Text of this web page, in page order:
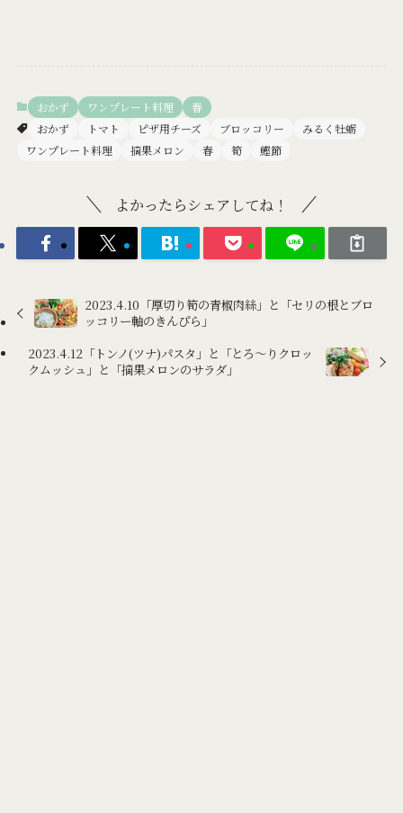
おかず ワンプレート料理
春
おかず
トマト ピザ用チーズ ブロッコリー
みるく牡蛎
ワンプレート料理
摘果メロン 春 筍 鰹節
よかったらシェアしてね！
2023.4.10「厚切り筍の青椒肉絲」と「セリの根とブロ
ッコリー軸のきんぴら」
2023.4.12「トンノ(ツナ)パスタ」と「とろ～りクロッ
クムッシュ」と「摘果メロンのサラダ」